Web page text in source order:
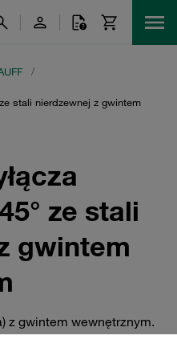
/
stali nierdzewnej z gwintem
ze stali
gwintem
z gwintem wewnętrznym.